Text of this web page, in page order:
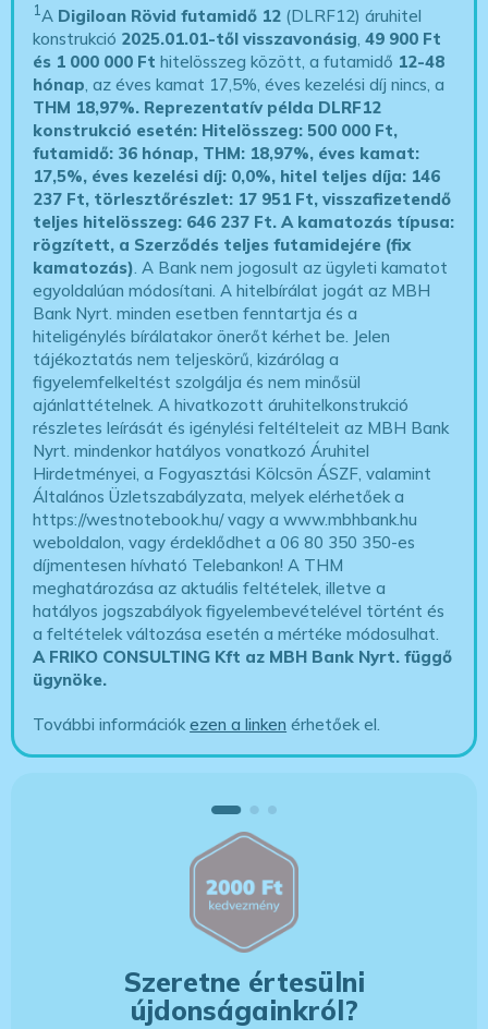
1A Digiloan Rövid futamidő 12 (DLRF12) áruhitel
konstrukció 2025.01.01-től visszavonásig,49 900 Ft
és 1 000 000 Ft hitelösszeg között, a futamidő 12-48
hónap, az éves kamat 17,5%, éves kezelési díj nincs, a
THM 18,97%. Reprezentatív példa DLRF12
konstrukció esetén: Hitelösszeg: 500 000 Ft,
futamidő: 36 hónap, THM: 18,97%, éves kamat:
17,5%, éves kezelési díj: 0,0%, hitel teljes díja: 146
237 Ft, törlesztőrészlet: 17 951 Ft, visszafizetendő
teljes hitelösszeg: 646 237 Ft.A kamatozás típusa:
rögzített, a Szerződés teljes futamidejére (fix
kamatozás). A Bank nem jogosult az ügyleti kamatot
egyoldalúan módosítani. A hitelbírálat jogát az MBH
Bank Nyrt. minden esetben fenntartja és a
hiteligénylés bírálatakor önerőt kérhet be. Jelen
tájékoztatás nem teljeskörű, kizárólag a
figyelemfelkeltést szolgálja és nem minősül
ajánlattételnek. A hivatkozott áruhitelkonstrukció
részletes leírását és igénylési feltélteleit az MBH Bank
Nyrt. mindenkor hatályos vonatkozó Áruhitel
Hirdetményei, a Fogyasztási Kölcsön ÁSZF, valamint
Általános Üzletszabályzata, melyek elérhetőek a
https://westnotebook.hu/vagy a www.mbhbank.hu
weboldalon, vagy érdeklődhet a 06 80 350 350-es
díjmentesen hívható Telebankon! A THM
meghatározása az aktuális feltételek, illetve a
hatályos jogszabályok figyelembevételével történt és
a feltételek változása esetén a mértéke módosulhat.
A FRIKO CONSULTING Kft az MBH Bank Nyrt. függő
ügynöke.
További információkezen a linken érhetőek el.
Szeretne értesülni
újdonságainkról?